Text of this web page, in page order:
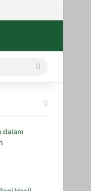
Search
for
dalam